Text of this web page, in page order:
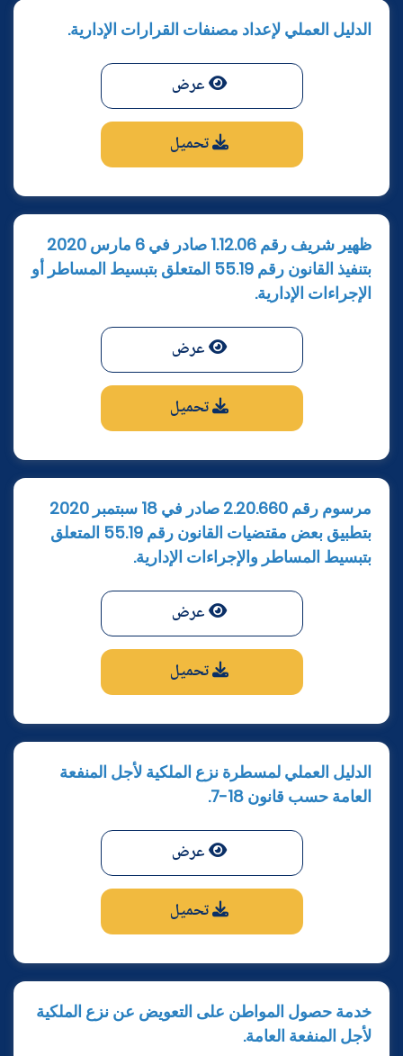
الدليل العملي لإعداد مصنفات القرارات الإدارية.
عرض
تحميل
ظهير شريف رقم 1.12.06 صادر في 6 مارس 2020
بتنفيذ القانون رقم 55.19 المتعلق بتبسيط المساطر أو
الإجراءات الإدارية.
عرض
تحميل
مرسوم رقم 2.20.660 صادر في 18 سبتمبر 2020
بتطبيق بعض مقتضيات القانون رقم 55.19 المتعلق
بتبسيط المساطر والإجراءات الإدارية.
عرض
تحميل
الدليل العملي لمسطرة نزع الملكية لأجل المنفعة
العامة حسب قانون 18-7.
عرض
تحميل
خدمة حصول المواطن على التعويض عن نزع الملكية
لأجل المنفعة العامة.